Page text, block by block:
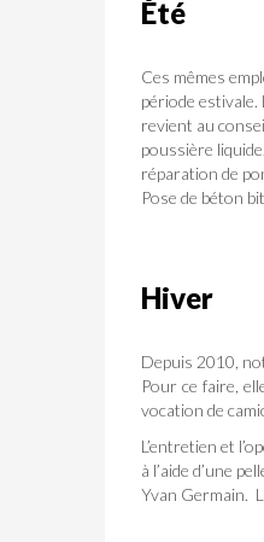
Été
Ces mêmes
période
revient au
poussière
réparation de
Pose de béton
Hiver
Depuis 2010,
Pour ce faire,
vocation de
L’entretien et
à l’aide d’une
Yvan Germain.